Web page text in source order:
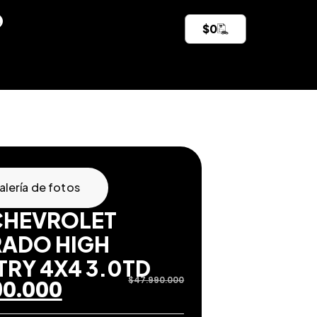
$0
de fotos
HIGH
4X4 3.0TD
$47.990.000